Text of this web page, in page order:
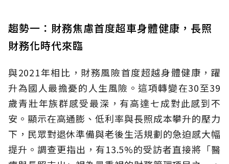
趨勢一：財務焦慮首度超車身體健康，長照
財務化時代來臨
與2021年相比，財務風險首度超越身體健康，躍
升為國人最擔憂的人生風險。這項轉變在30至39
歲青壯年族群感受最深，有高達七成對此感到不
安。顯示在高通膨、低利率與長照成本攀升的壓力
下，民眾對退休準備與老後生活規劃的急迫感大幅
提升。調查更指出，有13.5%的受訪者直接將「醫